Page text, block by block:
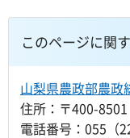
このページに関
山梨県農政部農政
住所：〒400-
電話番号：055（